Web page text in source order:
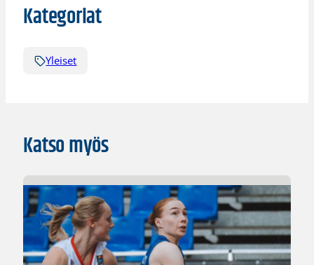
Kategoriat
Yleiset
Katso myös